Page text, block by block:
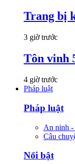
Trang bị
3 giờ trước
Tôn vinh
4 giờ trước
Pháp luật
Pháp luật
An ninh -
Câu
Nổi bật